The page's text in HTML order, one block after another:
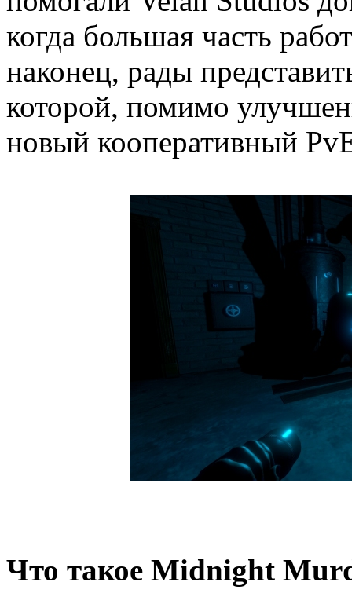
когда большая часть
наконец, рады
которой, помимо
новый кооперативный
Что такое Midnight